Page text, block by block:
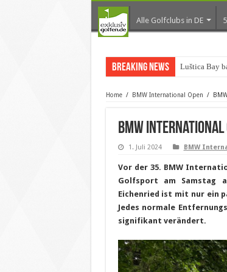
Alle Golfclubs in DE
Breaking News Luštica Bay
Home / BMW International Open /
BMW International
1. Juli 2024 BMW
Vor der 35. BMW
Golfsport am Samstag
Eichenried ist mit nur ein
Jedes normale
signifikant verändert.